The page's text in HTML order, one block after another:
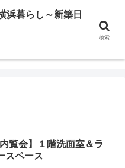
ドデッキのこととかを書いてます
暮らし～新築日記
内覧会】１階洗面室＆ラ
スペース
浜暮らし～新築日
検索